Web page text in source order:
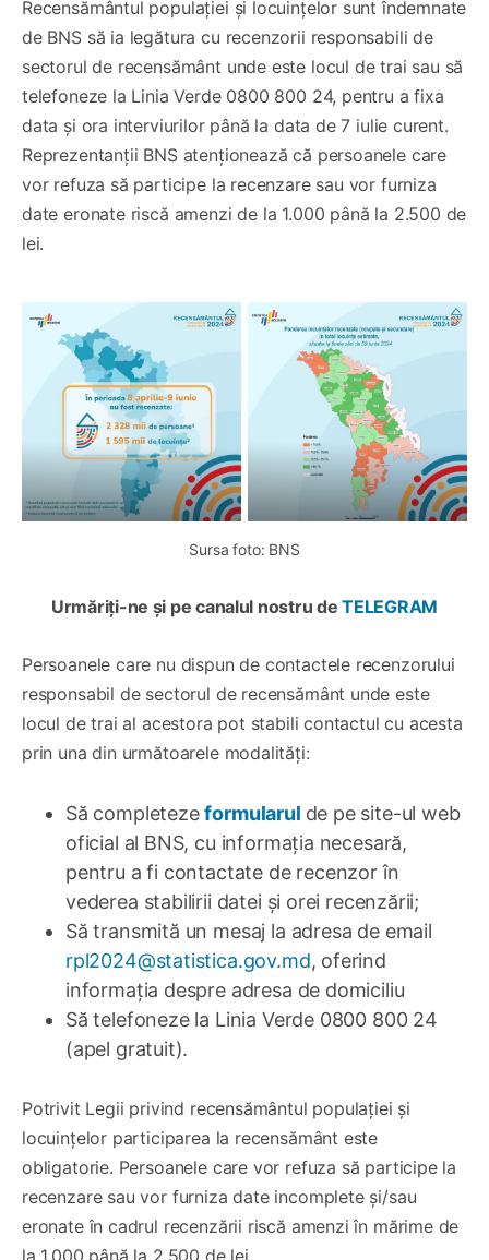
Recensământul populației și locuințelor sunt îndemnate
de BNS să ia legătura cu recenzorii responsabili de
sectorul de recensământ unde este locul de trai sau să
telefoneze la Linia Verde 0800 800 24, pentru a fixa
data și ora interviurilor până la data de 7 iulie curent.
Reprezentanții BNS atenționează că persoanele care
vor refuza să participe la recenzare sau vor furniza
date eronate riscă amenzi de la 1.000 până la 2.500 de
lei.
Sursa foto: BNS
Urmăriți-ne și pe canalul nostru deTELEGRAM
Persoanele care nu dispun de contactele recenzorului
responsabil de sectorul de recensământ unde este
locul de trai al acestora pot stabili contactul cu acesta
prin una din următoarele modalități:
Să completezeformularul de pe site-ul web
oficial al BNS, cu informația necesară,
pentru a fi contactate de recenzor în
vederea stabilirii datei și orei recenzării;
Să transmită un mesaj la adresa de email
rpl2024@statistica.gov.md, oferind
informația despre adresa de domiciliu
Să telefoneze la Linia Verde 0800 800 24
(apel gratuit).
Potrivit Legii privind recensământul populației și
locuințelor participarea la recensământ este
obligatorie. Persoanele care vor refuza să participe la
recenzare sau vor furniza date incomplete și/sau
eronate în cadrul recenzării riscă amenzi în mărime de
la 1.000 până la 2.500 de lei.